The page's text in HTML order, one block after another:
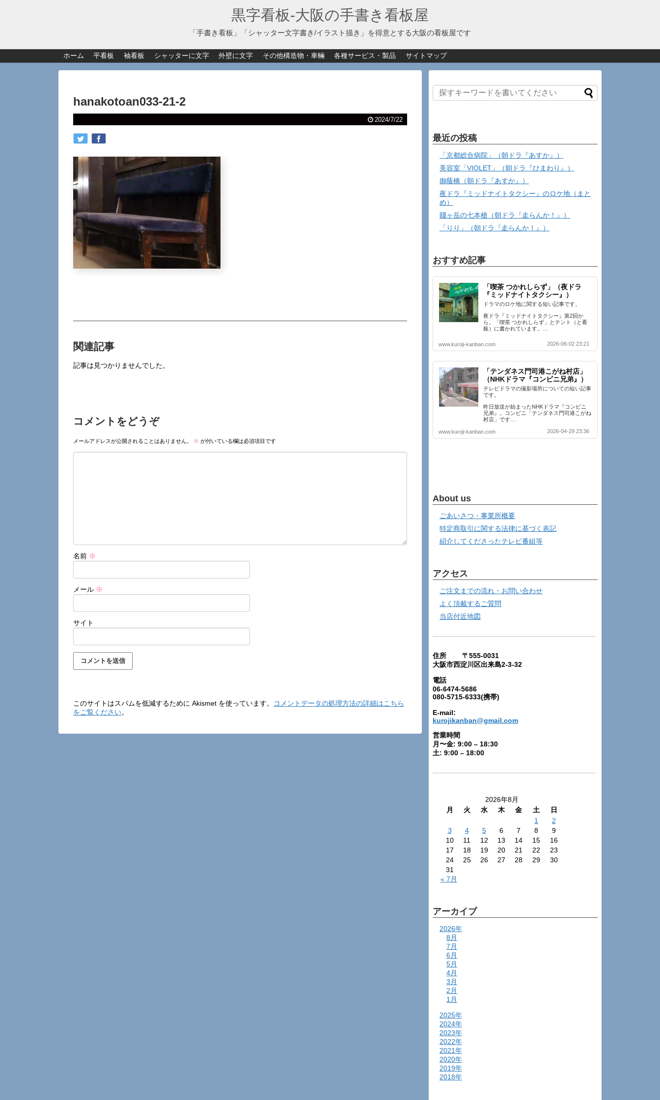
黒字看板‐大阪の手書き看板屋
「手書き看板」「シャッター文字書き/イラスト描き」を得意とする大阪の看板屋です
ホーム 平看板 袖看板 シャッターに文字 外壁に文字 その他構造物・車輛 各種サービス・製品 サイトマップ
hanakotoan033-21-2
2024/7/22
関連記事
記事は見つかりませんでした。
コメントをどうぞ
メールアドレスが公開されることはありません。 ※ が付いている欄は必須項目です
名前 ※
メール ※
サイト
このサイトはスパムを低減するために Akismet を使っています。
コメントデータの処理方法の詳細はこちら
をご覧ください。
最近の投稿
「京都総合病院」（朝ドラ『あすか』）
美容室「VIOLET」（朝ドラ『ひまわり』）
御蔭橋（朝ドラ『あすか』）
夜ドラ『ミッドナイトタクシー』のロケ地（まと
め）
賤ヶ岳の七本槍（朝ドラ『走らんか！』）
「りり」（朝ドラ『走らんか！』）
おすすめ記事
「喫茶 つかれしらず」（夜ドラ
『ミッドナイトタクシー』）
ドラマのロケ地に関する短い記事です。
夜ドラ『ミッドナイトタクシー』第2回か
ら。「喫茶 つかれしらず」とテント（と看
板）に書かれています。…
www.kuroji-kanban.com 2026-06-02 23:21
「テンダネス門司港こがね村店」
（NHKドラマ『コンビニ兄弟』）
テレビドラマの撮影場所についての短い記事
です。
昨日放送が始まったNHKドラマ『コンビニ
兄弟』。コンビニ「テンダネス門司港こがね
村店」です…
www.kuroji-kanban.com 2026-04-29 23:36
About us
ごあいさつ・事業所概要
特定商取引に関する法律に基づく表記
紹介してくださったテレビ番組等
アクセス
ご注文までの流れ・お問い合わせ
よく頂戴するご質問
当店付近地図
住所 〒555-0031
大阪市西淀川区出来島2-3-32
電話
06-6474-5686
080-5715-6333(携帯)
E-mail:
kurojikanban@gmail.com
営業時間
月〜金: 9:00 – 18:30
土: 9:00 – 18:00
2026年8月
月
火 水 木 金 土
日
1
2
3
4 5 6 7 8
9
10
11 12 13 14 15
16
17
18 19 20 21 22
23
24
25 26 27 28 29
30
31
« 7月
アーカイブ
2026年
8月
7月
6月
5月
4月
3月
2月
1月
2025年
2024年
2023年
2022年
2021年
2020年
2019年
2018年